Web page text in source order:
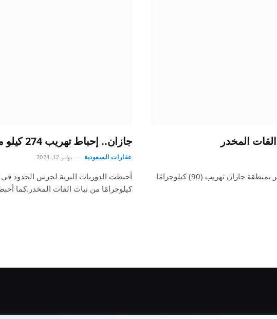
أحبطت الدوريات البرية لحرس الحدود في قطاع الدائر بمنطقة جازان تهريب (90) كيلوجرامًا
جازان.. إحباط تهريب 274 كيلو من نبات القات المخدر
عقارات السعودية يوليو 12, 2024
كيلوجرامًا من نبات القات المخدر.كما